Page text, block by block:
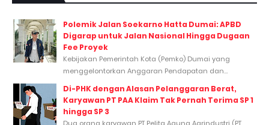
Polemik Jalan Soekarno Hatta Dumai: APBD
Digarap untuk Jalan Nasional Hingga Dugaan
Fee Proyek
Kebijakan Pemerintah Kota (Pemko) Dumai yang
menggelontorkan Anggaran Pendapatan dan...
Di-PHK dengan Alasan Pelanggaran Berat,
Karyawan PT PAA Klaim Tak Pernah Terima SP 1
hingga SP 3